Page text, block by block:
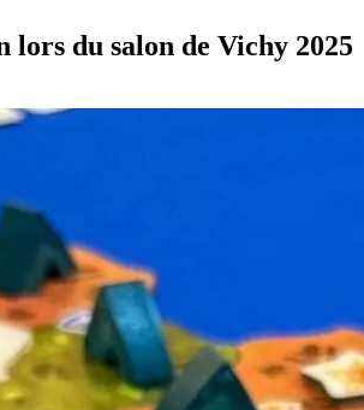
lors du salon de Vichy 2025